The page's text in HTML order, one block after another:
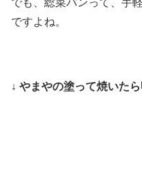
でも、総菜パンって、手
ですよね。
↓ やまやの塗って焼いた